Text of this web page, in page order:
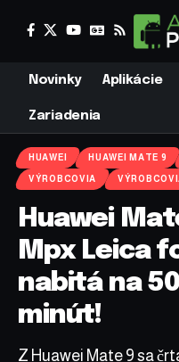
Novinky Aplikácie
Zariadenia
HUAWEI HUAWEI MATE 9
VÝROBCOVIA
Huawei
Mpx Leica
nabitá na
minút!
Z Huawei Mate 9 sa